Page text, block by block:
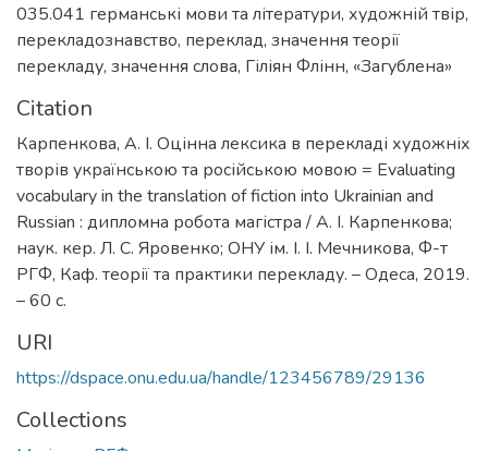
035.041 германські мови та літератури, художній твір,
перекладознавство, переклад, значення теорії
перекладу, значення слова, Гіліян Флінн, «Загублена»
Citation
Карпенкова, А. І. Оцінна лексика в перекладі художніх
творів українською та російською мовою = Evaluating
vocabulary in the translation of fiction into Ukrainian and
Russian : дипломна робота магістра / А. І. Карпенкова;
наук. кер. Л. С. Яровенко; ОНУ ім. І. І. Мечникова, Ф-т
РГФ, Каф. теорії та практики перекладу. – Одеса, 2019.
– 60 с.
URI
https://dspace.onu.edu.ua/handle/123456789/29136
Collections